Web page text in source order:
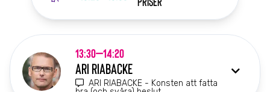
13:30–14:20
ARI RIABACKE
ARI RIABACKE - Konsten att fatta